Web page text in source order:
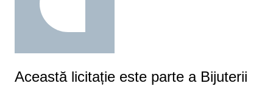
Această licitație este parte a Bijuterii